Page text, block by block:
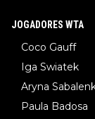
JOGADORES WTA
Coco Gauff
Iga Swiatek
Aryna
Paula Badosa